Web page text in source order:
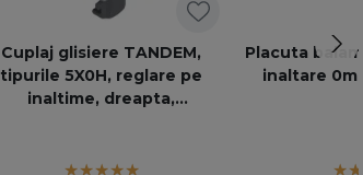
Cuplaj glisiere TANDEM,
tipurile 5X0H, reglare pe
inaltime, dreapta,
Placuta
inaltare